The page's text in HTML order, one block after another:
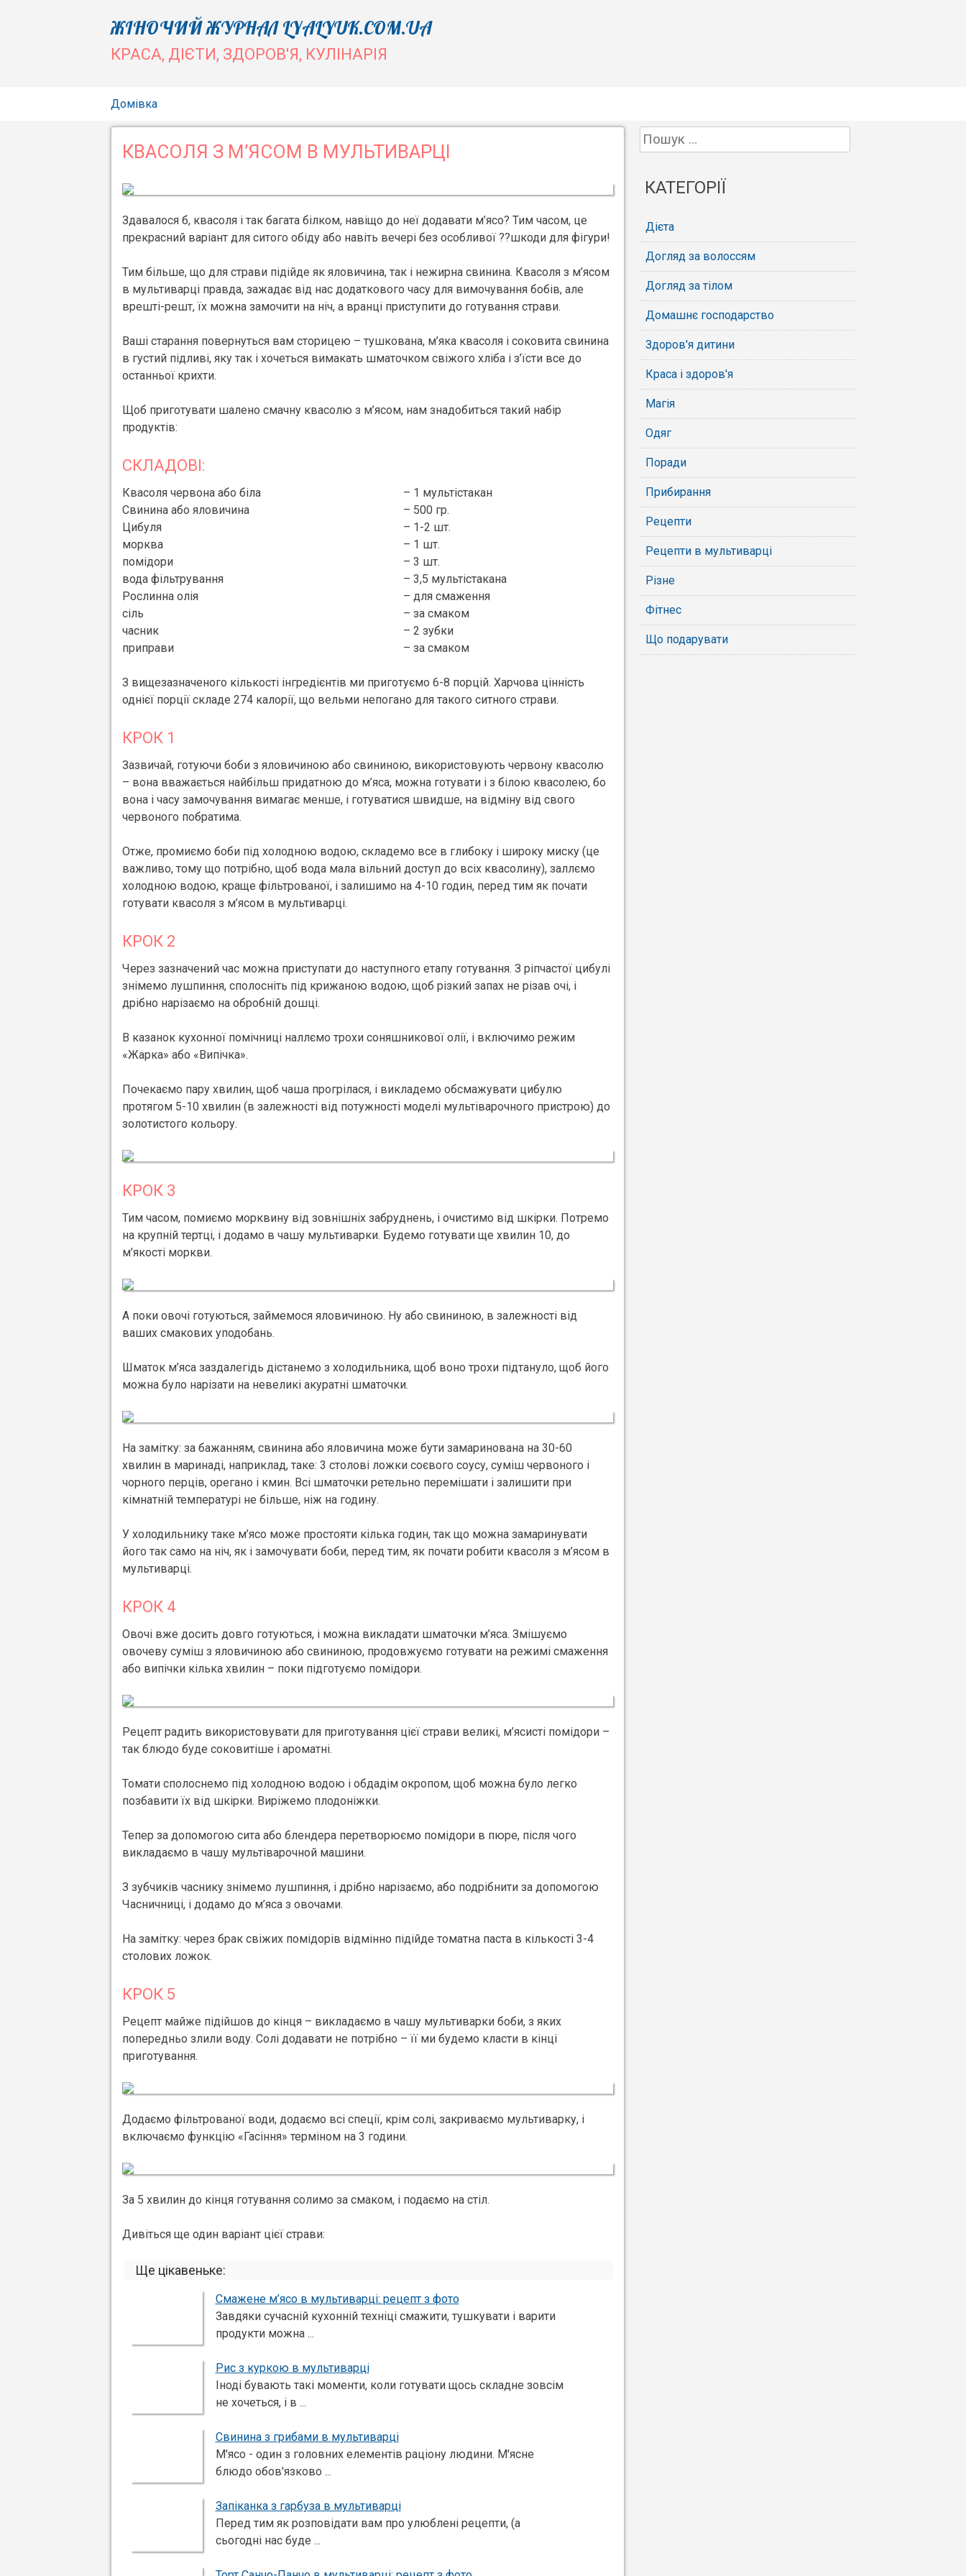
Skip
content
ЖІНОЧИЙ ЖУРНАЛ LYALYUK.COM.UA
КРАСА, ДІЄТИ, ЗДОРОВ'Я, КУЛІНАРІЯ
Домівка
КВАСОЛЯ З М’ЯСОМ В МУЛЬТИВАРЦІ
Здавалося б, квасоля і так багата білком, навіщо до неї додавати м’ясо? Тим часом, це
прекрасний варіант для ситого обіду або навіть вечері без особливої ??шкоди для фігури!
Тим більше, що для страви підійде як яловичина, так і нежирна свинина. Квасоля з м’ясом
в мультиварці правда, зажадає від нас додаткового часу для вимочування бобів, але
врешті-решт, їх можна замочити на ніч, а вранці приступити до готування страви.
Ваші старання повернуться вам сторицею – тушкована, м’яка квасоля і соковита свинина
в густий підливі, яку так і хочеться вимакать шматочком свіжого хліба і з’їсти все до
останньої крихти.
Щоб приготувати шалено смачну квасолю з м’ясом, нам знадобиться такий набір
продуктів:
СКЛАДОВІ:
Квасоля червона або біла
– 1 мультістакан
Свинина або яловичина
– 500 гр.
Цибуля
– 1-2 шт.
морква
– 1 шт.
помідори
– 3 шт.
вода фільтрування
– 3,5 мультістакана
Рослинна олія
– для смаження
сіль
– за смаком
часник
– 2 зубки
приправи
– за смаком
З вищезазначеного кількості інгредієнтів ми приготуємо 6-8 порцій. Харчова цінність
однієї порції складе 274 калорії, що вельми непогано для такого ситного страви.
КРОК 1
Зазвичай, готуючи боби з яловичиною або свининою, використовують червону квасолю
– вона вважається найбільш придатною до м’яса, можна готувати і з білою квасолею, бо
вона і часу замочування вимагає менше, і готуватися швидше, на відміну від свого
червоного побратима.
Отже, промиємо боби під холодною водою, складемо все в глибоку і широку миску (це
важливо, тому що потрібно, щоб вода мала вільний доступ до всіх квасолину), заллємо
холодною водою, краще фільтрованої, і залишимо на 4-10 годин, перед тим як почати
готувати квасоля з м’ясом в мультиварці.
КРОК 2
Через зазначений час можна приступати до наступного етапу готування. З ріпчастої цибулі
знімемо лушпиння, сполосніть під крижаною водою, щоб різкий запах не різав очі, і
дрібно нарізаємо на обробній дошці.
В казанок кухонної помічниці наллємо трохи соняшникової олії, і включимо режим
«Жарка» або «Випічка».
Почекаємо пару хвилин, щоб чаша прогрілася, і викладемо обсмажувати цибулю
протягом 5-10 хвилин (в залежності від потужності моделі мультіварочного пристрою) до
золотистого кольору.
КРОК 3
Тим часом, помиємо морквину від зовнішніх забруднень, і очистимо від шкірки. Потремо
на крупній тертці, і додамо в чашу мультиварки. Будемо готувати ще хвилин 10, до
м’якості моркви.
А поки овочі готуються, займемося яловичиною. Ну або свининою, в залежності від
ваших смакових уподобань.
Шматок м’яса заздалегідь дістанемо з холодильника, щоб воно трохи підтануло, щоб його
можна було нарізати на невеликі акуратні шматочки.
На замітку: за бажанням, свинина або яловичина може бути замаринована на 30-60
хвилин в маринаді, наприклад, таке: 3 столові ложки соєвого соусу, суміш червоного і
чорного перців, орегано і кмин. Всі шматочки ретельно перемішати і залишити при
кімнатній температурі не більше, ніж на годину.
У холодильнику таке м’ясо може простояти кілька годин, так що можна замаринувати
його так само на ніч, як і замочувати боби, перед тим, як почати робити квасоля з м’ясом в
мультиварці.
КРОК 4
Овочі вже досить довго готуються, і можна викладати шматочки м’яса. Змішуємо
овочеву суміш з яловичиною або свининою, продовжуємо готувати на режимі смаження
або випічки кілька хвилин – поки підготуємо помідори.
Рецепт радить використовувати для приготування цієї страви великі, м’ясисті помідори –
так блюдо буде соковитіше і ароматні.
Томати сполоснемо під холодною водою і обдадім окропом, щоб можна було легко
позбавити їх від шкірки. Виріжемо плодоніжки.
Тепер за допомогою сита або блендера перетворюємо помідори в пюре, після чого
викладаємо в чашу мультіварочной машини.
З зубчиків часнику знімемо лушпиння, і дрібно нарізаємо, або подрібнити за допомогою
Часничниці, і додамо до м’яса з овочами.
На замітку: через брак свіжих помідорів відмінно підійде томатна паста в кількості 3-4
столових ложок.
КРОК 5
Рецепт майже підійшов до кінця – викладаємо в чашу мультиварки боби, з яких
попередньо злили воду. Солі додавати не потрібно – її ми будемо класти в кінці
приготування.
Додаємо фільтрованої води, додаємо всі спеції, крім солі, закриваємо мультиварку, і
включаємо функцію «Гасіння» терміном на 3 години.
За 5 хвилин до кінця готування солимо за смаком, і подаємо на стіл.
Дивіться ще один варіант цієї страви:
Ще цікавеньке:
Смажене м’ясо в мультиварці: рецепт з фото
Завдяки сучасній кухонній техніці смажити, тушкувати і варити
продукти можна ...
Рис з куркою в мультиварці
Іноді бувають такі моменти, коли готувати щось складне зовсім
не хочеться, і в ...
Свинина з грибами в мультиварці
М'ясо - один з головних елементів раціону людини. М'ясне
блюдо обов'язково ...
Запіканка з гарбуза в мультиварці
Перед тим як розповідати вам про улюблені рецепти, (а
сьогодні нас буде ...
Пошук:
КАТЕГОРІЇ
Дієта
Догляд за волоссям
Догляд за тілом
Домашнє господарство
Здоров'я дитини
Краса і здоров'я
Магія
Одяг
Поради
Прибирання
Рецепти
Рецепти в мультиварці
Різне
Фітнес
Що подарувати